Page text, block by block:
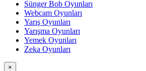
Sünger Bob Oyunları
Webcam Oyunları
Yarış Oyunları
Yarışma Oyunları
Yemek Oyunları
Zeka Oyunları
×